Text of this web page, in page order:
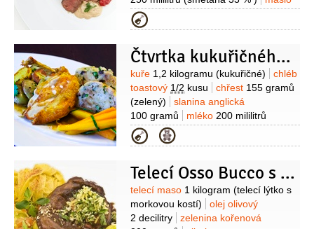
150 gramů
1 kus
česnek2 stroužky
hořčice
8 plátků
citron1 kus
Kategorie
Čtvrtka kukuřičného kuřátka pečená s jarní nádivkou
Suroviny
kuře 1,2 kilogramu (kukuřičné)
chléb
toastový 1/2 kusu chřest 155 gramů
(zelený)
slanina anglická
100 gramů
mléko 200 mililitrů
(polotučné)
hladkolistá30 gramů
sirup javorový
(Grenaille)
Kategorie
Telecí Osso Bucco s nudlemi
Suroviny
telecí maso 1 kilogram (telecí lýtko s
morkovou kostí)
olej olivový
2 decilitry
zelenina kořenová